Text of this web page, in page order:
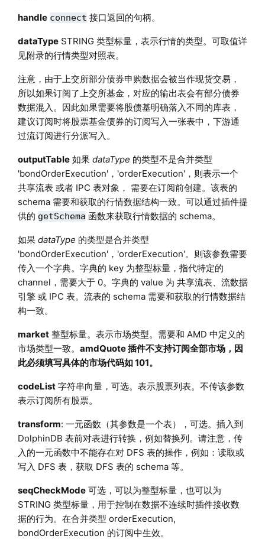
handle connect 接口返回的句柄。
dataTypeSTRING 类型标量，表示行情的类型。可取值详
见附录的行情类型对照表。
注意，由于上交所部分债券申购数据会被当作现货交易，
所以如果订阅了上交所基金，对应的输出表会有部分债券
数据混入。因此如果需要将股债基明确落入不同的库表，
建议订阅时将股票基金债券的订阅写入一张表中，下游通
过流订阅进行分派写入。
outputTable如果 dataType 的类型不是合并类型
'bondOrderExecution'，'orderExecution'，则表示一个
共享流表 或者 IPC 表对象， 需要在订阅前创建。该表的
schema 需要和获取的行情数据结构一致。可以通过插件提
供的 getSchema 函数来获取行情数据的 schema。
如果 dataType 的类型是合并类型
'bondOrderExecution'，'orderExecution'。则该参数需要
传入一个字典。字典的 key 为整型标量，指代特定的
channel，需要大于 0。字典的 value 为 共享流表、流数据
引擎 或 IPC 表。流表的 schema 需要和获取的行情数据结
构一致。
market整型标量。表示市场类型。需要和 AMD 中定义的
市场类型一致。 amdQuote 插件不支持订阅全部市场，因
此必须填写具体的市场代码如 101。
codeList字符串向量，可选。表示股票列表。不传该参数
表示订阅所有股票。
transform: 一元函数（其参数是一个表），可选。插入到
DolphinDB 表前对表进行转换，例如替换列。请注意，传
入的一元函数中不能存在对 DFS 表的操作，例如：读取或
写入 DFS 表，获取 DFS 表的 schema 等。
seqCheckMode可选，可以为整型标量，也可以为
STRING 类型标量，用于控制在数据不连续时插件接收数
据的行为。在合并类型 orderExecution,
bondOrderExecution 的订阅中生效。